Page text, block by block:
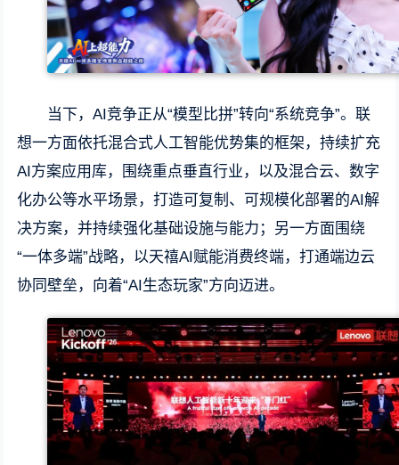
当下，AI竞争正从“模型比拼”转向“系统竞争”。联
想一方面依托混合式人工智能优势集的框架，持续扩充
AI方案应用库，围绕重点垂直行业，以及混合云、数字
化办公等水平场景，打造可复制、可规模化部署的AI解
决方案，并持续强化基础设施与能力；另一方面围绕
“一体多端”战略，以天禧AI赋能消费终端，打通端边云
协同壁垒，向着“AI生态玩家”方向迈进。